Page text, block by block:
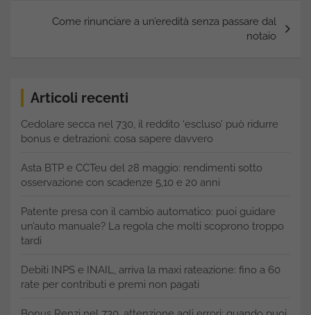
Come rinunciare a un’eredità senza passare dal
notaio
Articoli recenti
Cedolare secca nel 730, il reddito ‘escluso’ può ridurre
bonus e detrazioni: cosa sapere davvero
Asta BTP e CCTeu del 28 maggio: rendimenti sotto
osservazione con scadenze 5,10 e 20 anni
Patente presa con il cambio automatico: puoi guidare
un’auto manuale? La regola che molti scoprono troppo
tardi
Debiti INPS e INAIL, arriva la maxi rateazione: fino a 60
rate per contributi e premi non pagati